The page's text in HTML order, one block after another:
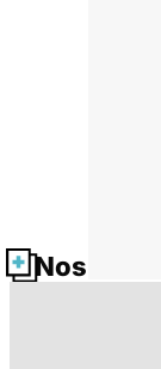
Nos